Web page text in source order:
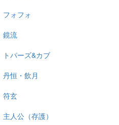
フォフォ
鏡流
トパーズ&カブ
丹恒・飲月
符玄
主人公（存護）